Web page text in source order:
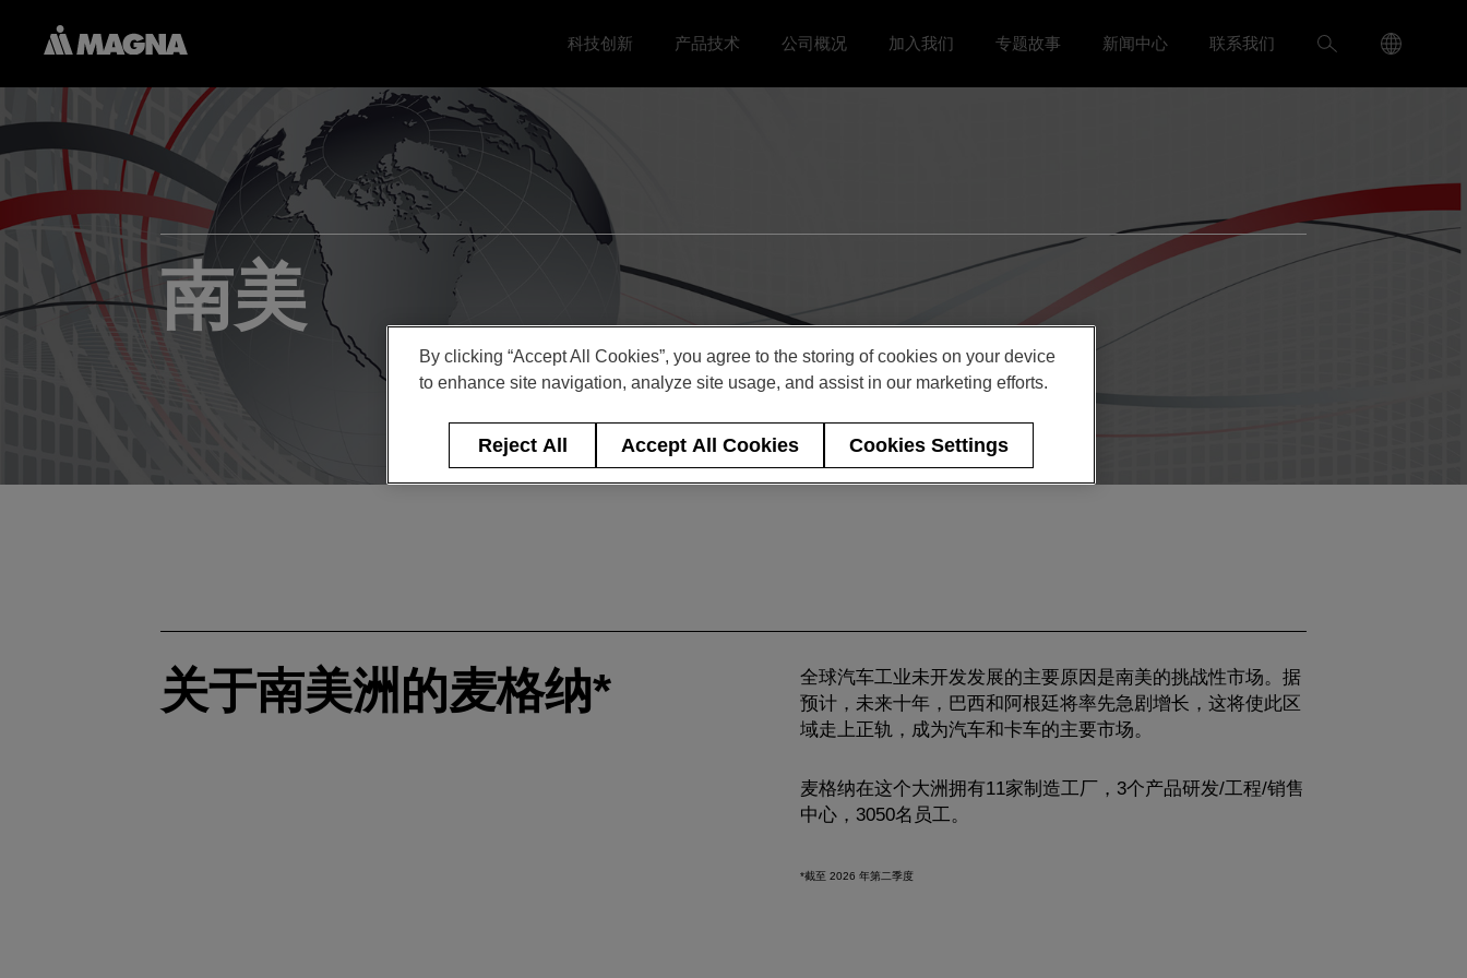
Toggle 科技创新 menu
科技创新 Toggle
产品技术 Toggle 公司概况 menu
公司概况 Toggle 加入我们 menu
加入我们 Toggle
专题故事 Toggle 新闻中心 menu
新闻中心 联系我们
搜
Language
Menu
南美
关于南美洲的麦格纳*
全球汽车工业未开发发展的主要原因是南美的挑战性市场。据
预计，未来十年，巴西和阿根廷将率先急剧增长，这将使此区
域走上正轨，成为汽车和卡车的主要市场。
麦格纳在这个大洲拥有11家制造工厂，3个产品研发/工程/销售
中心，3050名员工。
*截至 2026 年第二季度
By clicking “Accept All Cookies”, you agree to the storing of cookies on your device
to enhance site navigation, analyze site usage, and assist in our marketing efforts.
Reject All Accept All Cookies Cookies Settings